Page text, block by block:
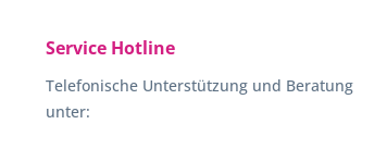
Service Hotline
Telefonische Unterstützung und Beratung
unter: